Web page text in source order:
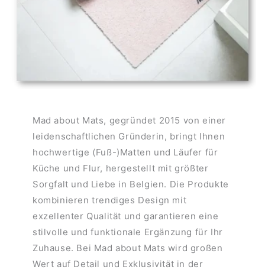
Mad about Mats, gegründet 2015 von einer
leidenschaftlichen Gründerin, bringt Ihnen
hochwertige (Fuß-)Matten und Läufer für
Küche und Flur, hergestellt mit größter
Sorgfalt und Liebe in Belgien. Die Produkte
kombinieren trendiges Design mit
exzellenter Qualität und garantieren eine
stilvolle und funktionale Ergänzung für Ihr
Zuhause. Bei Mad about Mats wird großen
Wert auf Detail und Exklusivität in der